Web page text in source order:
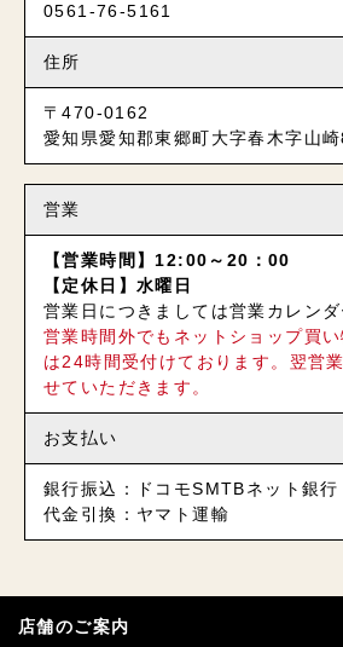
0561-76-5161
住所
〒470-0162
愛知県愛知郡東郷町大字春木字山
営業
【営業時間】12:00～20：00
【定休日】水曜日
営業日につきましては営業カレンダ
営業時間外でもネットショップ買
は24時間受付けております。翌営
せていただきます。
お支払い
銀行振込：ドコモSMTBネット銀
代金引換：ヤマト運輸
店舗のご案内